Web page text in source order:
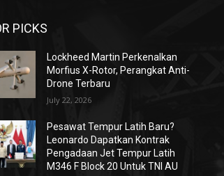
PICKS
Lockheed Martin Perkenalkan
Morfius X-Rotor, Perangkat Anti-
Drone Terbaru
July 22, 2026
Pesawat Tempur Latih Baru?
Leonardo Dapatkan Kontrak
Pengadaan Jet Tempur Latih
M346 F Block 20 Untuk TNI AU